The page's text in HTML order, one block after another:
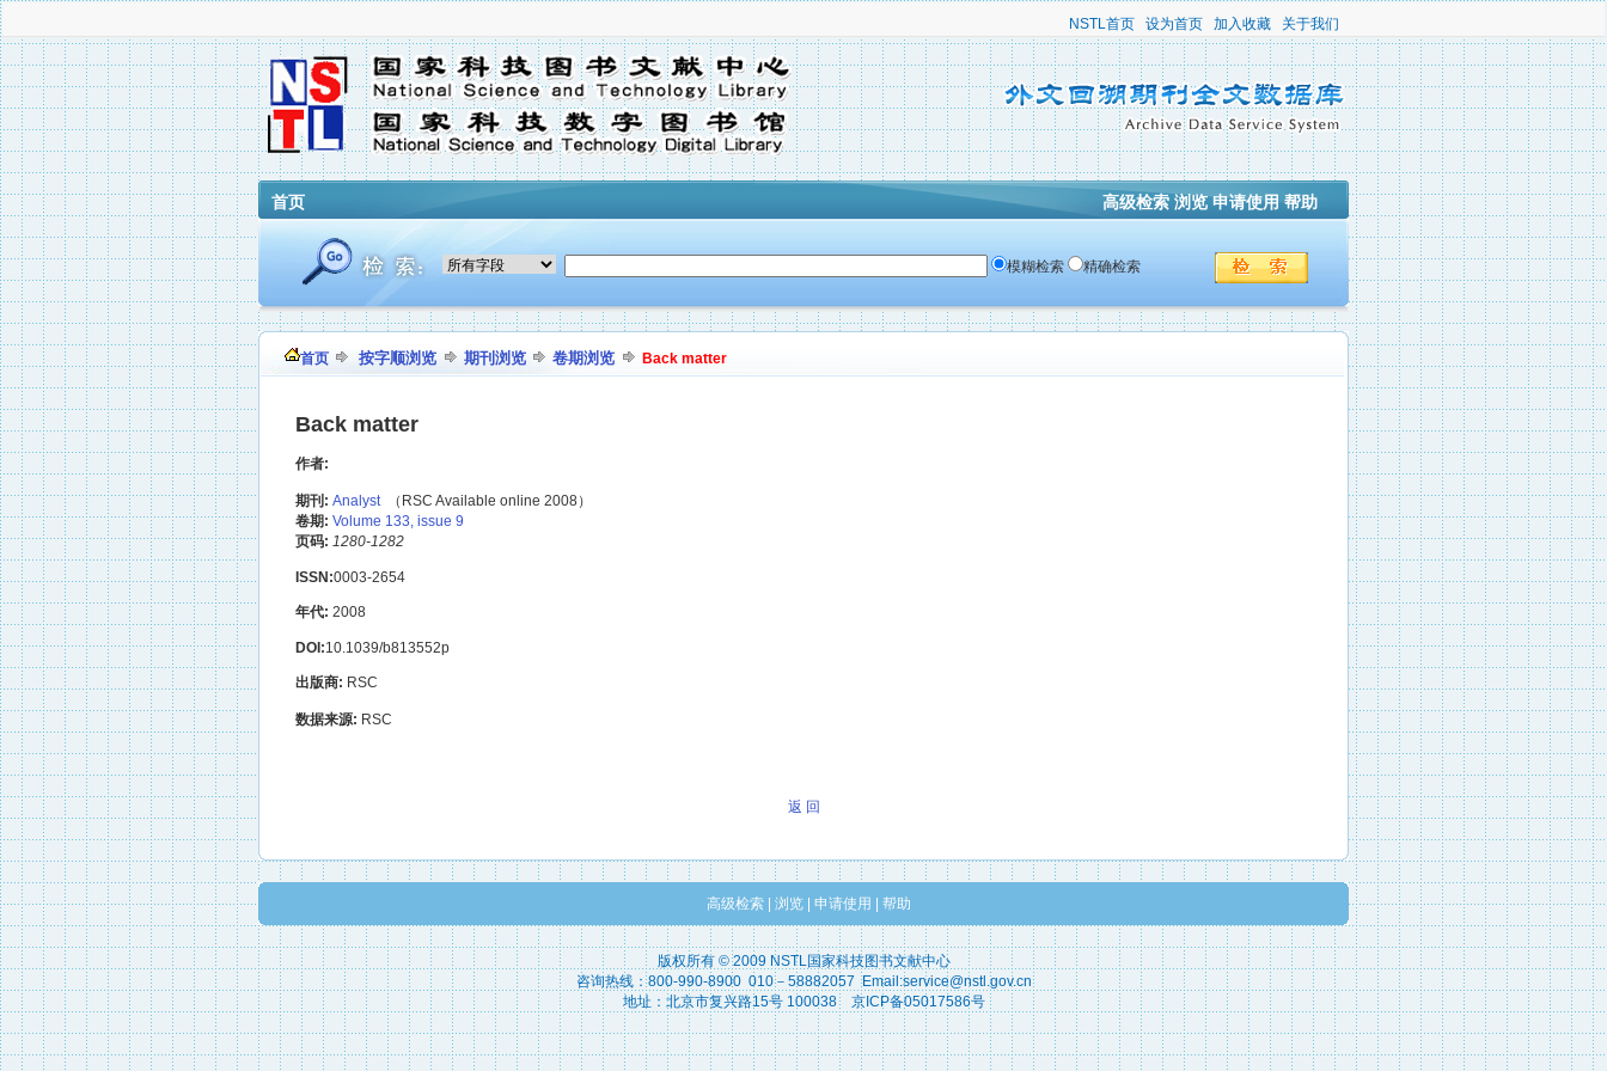
NSTL首页 设为首页 加入收藏 关于我们
首页 高级检索 浏览 申请使用 帮助
模糊检索 精确检索
首页 按字顺浏览 期刊浏览 卷期浏览 Back matter
Back matter
作者:
期刊: Analyst（RSC Available online 2008）
卷期: Volume 133, issue 9
页码: 1280-1282
ISSN:0003-2654
年代: 2008
DOI:10.1039/b813552p
出版商: RSC
数据来源: RSC
返 回
高级检索| 浏览| 申请使用 帮助
版权所有 © 2009 NSTL国家科技图书文献中心
咨询热线：800-990-8900 010－58882057 Email:service@nstl.gov.cn
地址：北京市复兴路15号 100038 京ICP备05017586号